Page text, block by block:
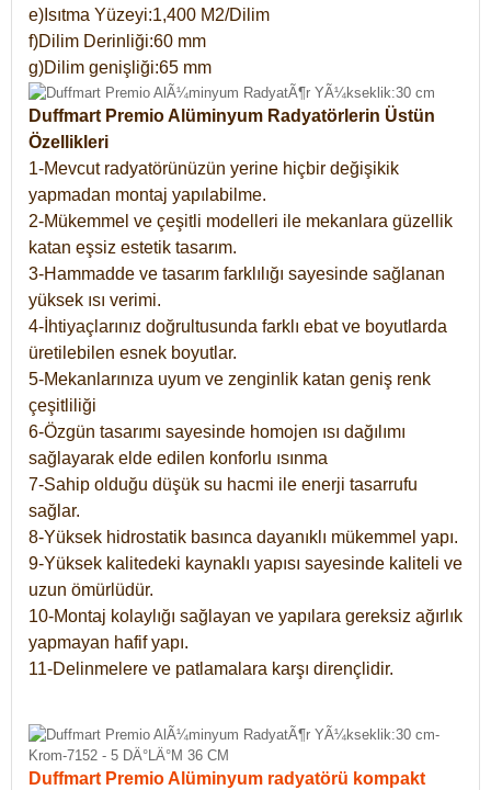
e)Isıtma Yüzeyi:1,400 M2/Dilim
f)Dilim Derinliği:60 mm
g)Dilim genişliği:65 mm
Duffmart Premio Alüminyum Radyatörlerin Üstün
Özellikleri
1-Mevcut radyatörünüzün yerine hiçbir değişikik
yapmadan montaj yapılabilme.
2-Mükemmel ve çeşitli modelleri ile mekanlara güzellik
katan eşsiz estetik tasarım.
3-Hammadde ve tasarım farklılığı sayesinde sağlanan
yüksek ısı verimi.
4-İhtiyaçlarınız doğrultusunda farklı ebat ve boyutlarda
üretilebilen esnek boyutlar.
5-Mekanlarınıza uyum ve zenginlik katan geniş renk
çeşitliliği
6-Özgün tasarımı sayesinde homojen ısı dağılımı
sağlayarak elde edilen konforlu ısınma
7-Sahip olduğu düşük su hacmi ile enerji tasarrufu
sağlar.
8-Yüksek hidrostatik basınca dayanıklı mükemmel yapı.
9-Yüksek kalitedeki kaynaklı yapısı sayesinde kaliteli ve
uzun ömürlüdür.
10-Montaj kolaylığı sağlayan ve yapılara gereksiz ağırlık
yapmayan hafif yapı.
11-Delinmelere ve patlamalara karşı dirençlidir.
Duffmart Premio Alüminyum radyatörü kompakt